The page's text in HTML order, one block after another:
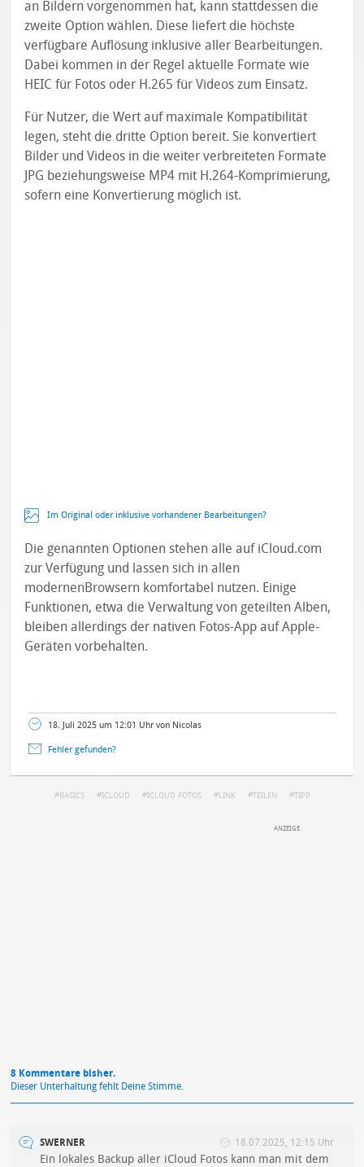
an Bildern vorgenommen hat, kann stattdessen die
zweite Option wählen. Diese liefert die höchste
verfügbare Auflösung inklusive aller Bearbeitungen.
Dabei kommen in der Regel aktuelle Formate wie
HEIC für Fotos oder H.265 für Videos zum Einsatz.
Für Nutzer, die Wert auf maximale Kompatibilität
legen, steht die dritte Option bereit. Sie konvertiert
Bilder und Videos in die weiter verbreiteten Formate
JPG beziehungsweise MP4 mit H.264-Komprimierung,
sofern eine Konvertierung möglich ist.
Im Original oder inklusive vorhandener Bearbeitungen?
Die genannten Optionen stehen alle auf iCloud.com
zur Verfügung und lassen sich in allen
modernenBrowsern komfortabel nutzen. Einige
Funktionen, etwa die Verwaltung von geteilten Alben,
bleiben allerdings der nativen Fotos-App auf Apple-
Geräten vorbehalten.
18. Juli 2025 um 12:01 Uhr von Nicolas
Fehler gefunden?
BASICS ICLOUD ICLOUD FOTOS LINK TEILEN TIPP
8 Kommentare bisher.
Dieser Unterhaltung fehlt Deine Stimme.
SWERNER 18.07.2025, 12:15 Uhr
Ein lokales Backup aller iCloud Fotos kann man mit dem